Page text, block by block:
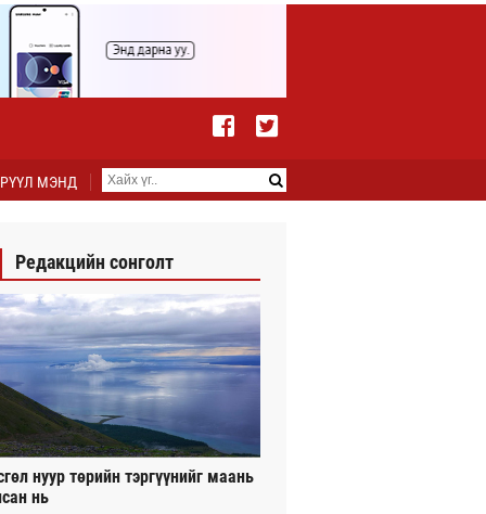
МЭНД
Редакцийн сонголт
нуур төрийн тэргүүнийг маань
нь